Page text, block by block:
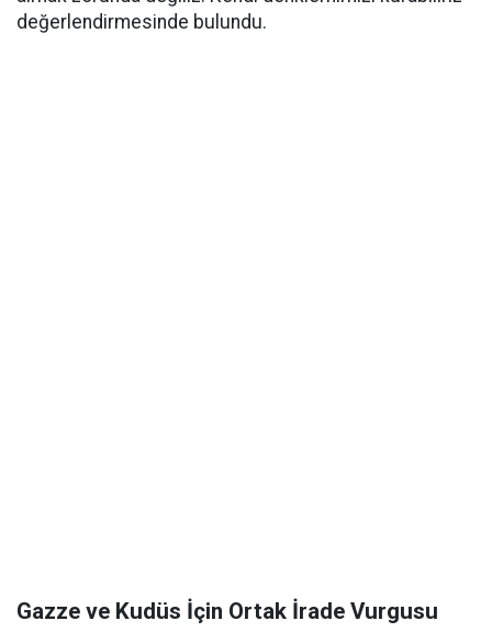
değerlendirmesinde bulundu.
Gazze ve Kudüs İçin Ortak İrade Vurgusu